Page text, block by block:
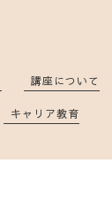
講座について
キャリア教育